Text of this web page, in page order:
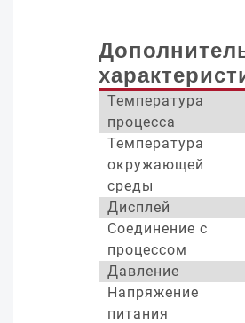
Температура
процесса
Температура
окружающей
среды
Дисплей
Соединение с
процессом
Давление
Напряжение
питания